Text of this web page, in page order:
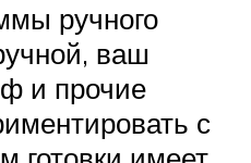
ручного
ваш
и прочие
с